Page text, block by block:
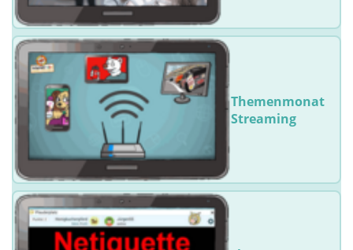
Themenmonat
Streaming